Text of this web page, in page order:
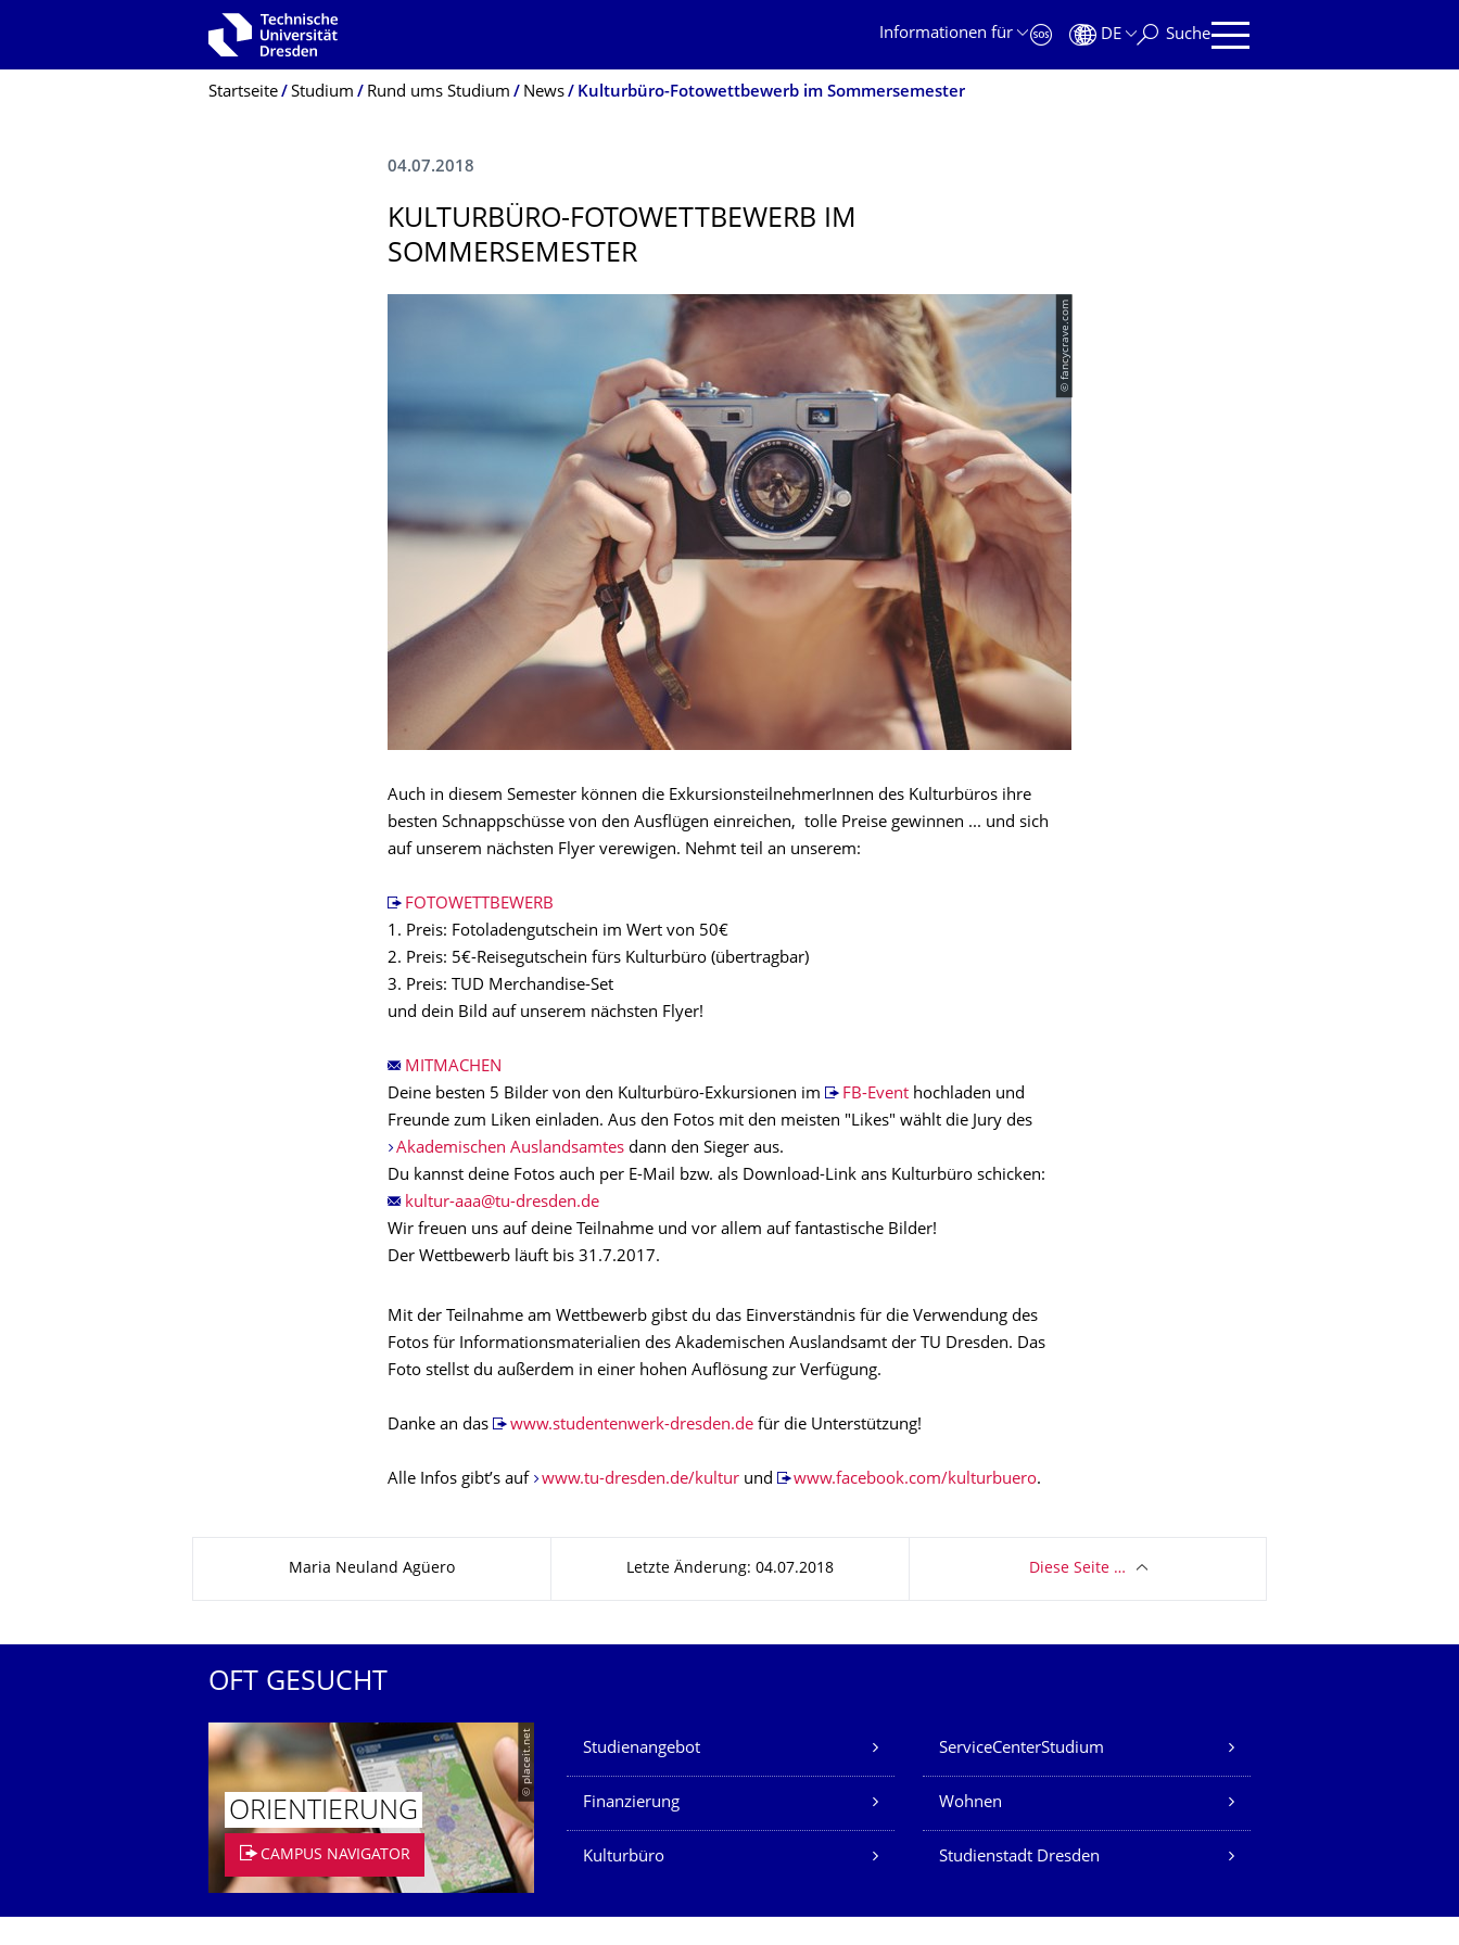
Zur Hauptnavigation springen
Informationen für
DE Suche
Breadcrumb-Menü
Startseite Studium Rund ums Studium News Kulturbüro-Fotowettbewerb im Sommersemester
04.07.2018
KULTURBÜRO-FOTOWETTBEWERB IM
SOMMERSEMESTER
© fancycrave.com
Auch in diesem Semester können die ExkursionsteilnehmerInnen des Kulturbüros ihre
besten Schnappschüsse von den Ausflügen einreichen, tolle Preise gewinnen ... und sich
auf unserem nächsten Flyer verewigen. Nehmt teil an unserem:
FOTOWETTBEWERB
1. Preis: Fotoladengutschein im Wert von 50€
2. Preis: 5€-Reisegutschein fürs Kulturbüro (übertragbar)
3. Preis: TUD Merchandise-Set
und dein Bild auf unserem nächsten Flyer!
MITMACHEN
Deine besten 5 Bilder von den Kulturbüro-Exkursionen im
FB-Event hochladen und
Freunde zum Liken einladen. Aus den Fotos mit den meisten "Likes" wählt die Jury des
Akademischen Auslandsamtesdann den Sieger aus.
Du kannst deine Fotos auch per E-Mail bzw. als Download-Link ans Kulturbüro schicken:
Wir freuen uns auf deine Teilnahme und vor allem auf fantastische Bilder!
Der Wettbewerb läuft bis 31.7.2017.
Mit der Teilnahme am Wettbewerb gibst du das Einverständnis für die Verwendung des
Fotos für Informationsmaterialien des Akademischen Auslandsamt der TU Dresden. Das
Foto stellst du außerdem in einer hohen Auflösung zur Verfügung.
Danke an das www.studentenwerk-dresden.defür die Unterstützung!
Alle Infos gibt’s auf www.tu-dresden.de/kulturund www.facebook.com/kulturbuero.
Maria Neuland Agüero Letzte Änderung: 04.07.2018 Diese Seite …
OFT GESUCHT
© placeit.net
ORIENTIERUNG
CAMPUS NAVIGATOR
Unsere Dienste
Studienangebot ServiceCenterStudium
Finanzierung Wohnen
Kulturbüro Studienstadt Dresden